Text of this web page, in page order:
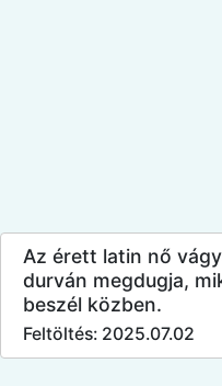
Az érett latin nő
durván megdugja,
beszél közben.
Feltöltés: 2025.07.02